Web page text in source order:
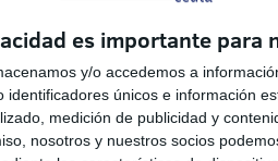
es importante para
y/o accedemos a
identificadores únicos e información
medición de publicidad y
nosotros y nuestros socios